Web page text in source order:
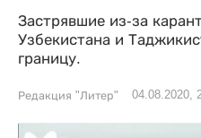
Застрявшие из-за
Узбекистана и
границу.
Редакция "Литер" 04.08.2020,